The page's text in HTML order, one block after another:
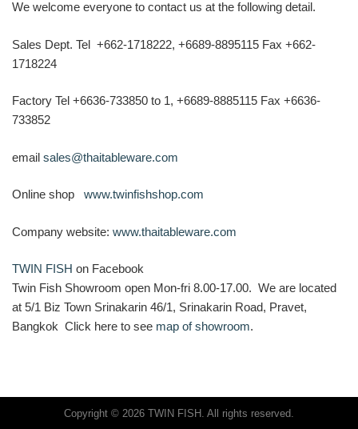
We welcome everyone to contact us at the following detail.
Sales Dept. Tel +662-1718222, +6689-8895115 Fax +662-
1718224
Factory Tel +6636-733850 to 1, +6689-8885115 Fax +6636-
733852
email sales@thaitableware.com
Online shop www.twinfishshop.com
Company website: www.thaitableware.com
TWIN FISH on Facebook
Twin Fish Showroom open Mon-fri 8.00-17.00. We are located
at 5/1 Biz Town Srinakarin 46/1, Srinakarin Road, Pravet,
Bangkok Click here to see map of showroom.
Copyright © 2026 TWIN FISH. All rights reserved.